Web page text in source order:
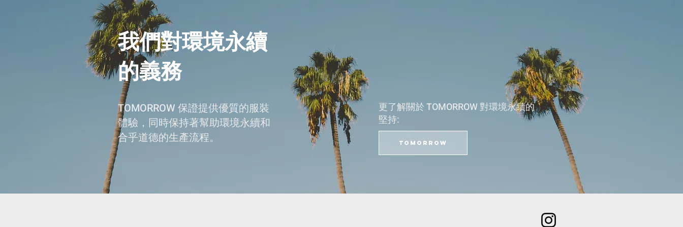
我們對環境永續
的義務
TOMORROW 保證提供優質的服裝
體驗，同時保持著幫助環境永續和
合乎道德的生產流程。
TOMORROW
更了解關於 TOMORROW 對環境永續的
堅持: